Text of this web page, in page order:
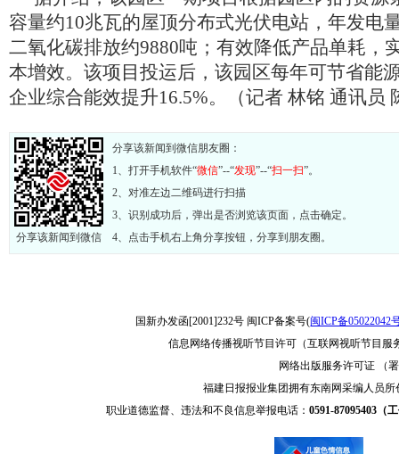
容量约10兆瓦的屋顶分布式光伏电站，年发电
二氧化碳排放约9880吨；有效降低产品单耗，
本增效。该项目投运后，该园区每年可节省能
企业综合能效提升16.5%。（记者 林铭 通讯员
分享该新闻到微信
分享该新闻到微信朋友圈：
1、打开手机软件“微信”--“发现”--“扫一扫”。
2、对准左边二维码进行扫描
3、识别成功后，弹出是否浏览该页面，点击确定。
4、点击手机右上角分享按钮，分享到朋友圈。